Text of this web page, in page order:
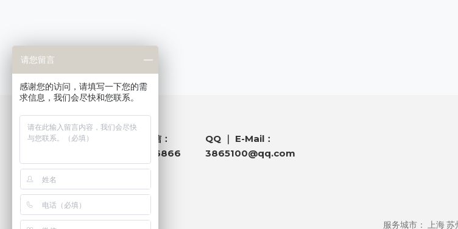
电话 ｜ 微信：
181 1458 6866
QQ ｜ E-Mail：
3865100@qq.com
服务城市：
上海苏
请您留言
感谢您的访问，请填写一下您的需
求信息，我们会尽快和您联系。